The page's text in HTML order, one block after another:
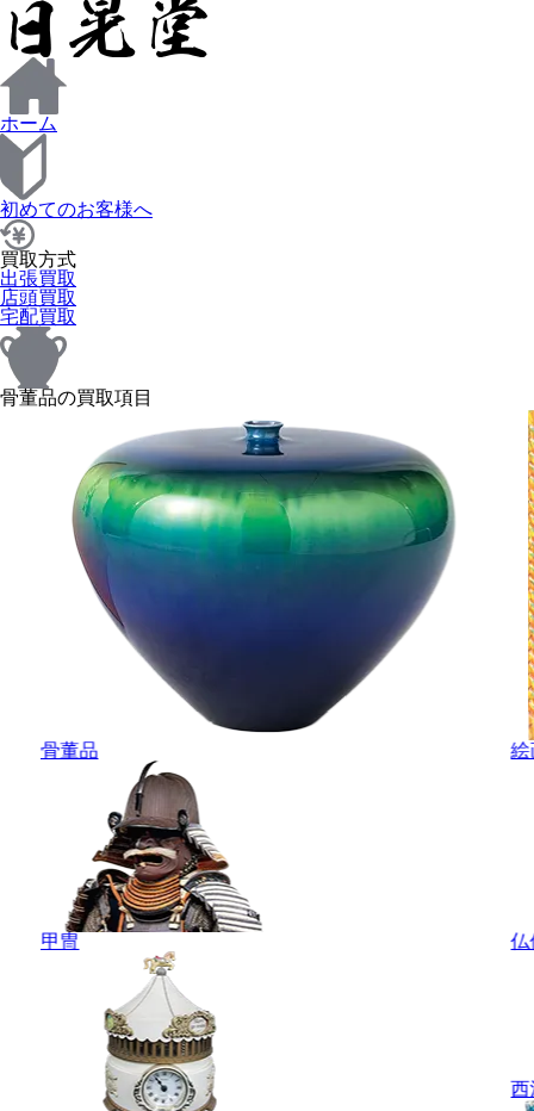
ホーム
初めてのお客様へ
買取方式
出張買取
店頭買取
宅配買取
骨董品の買取項目
骨董品
甲冑
絵
仏
西